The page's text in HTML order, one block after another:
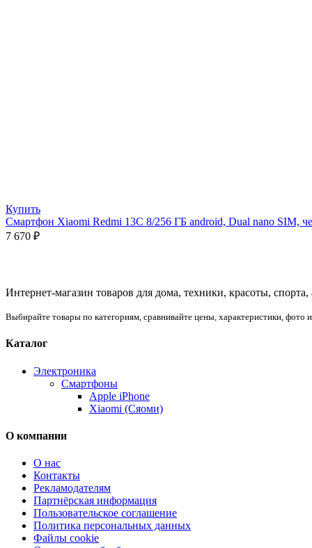
Купить
Смартфон Xiaomi Redmi 13C 8/256 ГБ android, Dual nano SIM,
7 670 ₽
Интернет-магазин товаров для дома, техники, красоты,
Выбирайте товары по категориям, сравнивайте цены, характеристики, фото
Каталог
Электроника
Смартфоны
Apple iPhone
Xiaomi (Сяоми)
О компании
О нас
Контакты
Рекламодателям
Партнёрская информация
Пользовательское соглашение
Политика персональных данных
Файлы cookie